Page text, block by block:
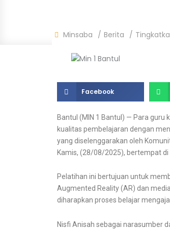
Minsaba Berita
Facebook
Bantul (MIN 1 Bantul) — Para guru
kualitas pembelajaran dengan
yang diselenggarakan oleh
Kamis, (28/08/2025), bertempat di
Pelatihan ini bertujuan untuk
Augmented Reality (AR) dan
diharapkan proses belajar
Nisfi Anisah sebagai narasumber